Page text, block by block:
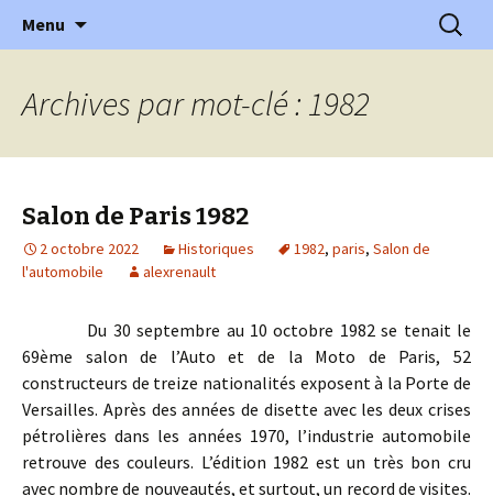
l'Automobile Ancienne
l'automobile ancienne : articles, historiques
…
Menu
Archives par mot-clé : 1982
Salon de Paris 1982
2 octobre 2022 Historiques 1982, paris, Salon de
l'automobile
alexrenault
Du 30 septembre au 10 octobre 1982 se tenait le
69ème salon de l’Auto et de la Moto de Paris, 52
constructeurs de treize nationalités exposent à la Porte de
Versailles. Après des années de disette avec les deux crises
pétrolières dans les années 1970, l’industrie automobile
retrouve des couleurs. L’édition 1982 est un très bon cru
avec nombre de nouveautés, et surtout, un record de visites.